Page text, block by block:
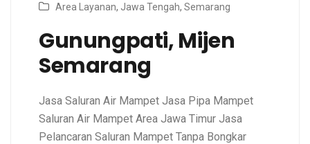
Area Layanan, Jawa Tengah, Semarang
Gunungpati, Mijen
Semarang
Jasa Saluran Air Mampet Jasa Pipa Mampet
Saluran Air Mampet Area Jawa Timur Jasa
Pelancaran Saluran Mampet Tanpa Bongkar